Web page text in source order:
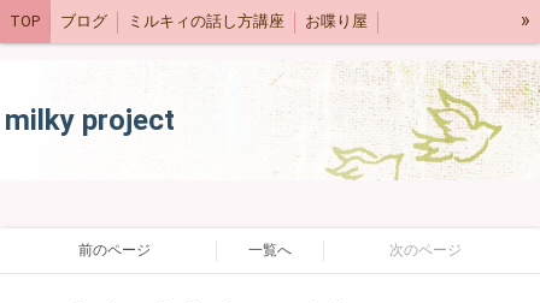
TOP ブログ ミルキィの話し方講座 お喋り屋 »
milky project
前のページ 一覧へ 次のページ